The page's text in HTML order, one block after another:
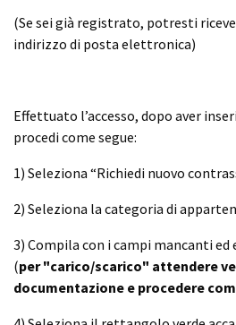
(Se sei già registrato, potresti
indirizzo di posta elettronica)
Effettuato l’accesso, dopo aver
procedi come segue:
1) Seleziona “Richiedi nuovo
2) Seleziona la categoria di
3) Compila con i campi mancanti
(per "carico/scarico" attendere
documentazione e procedere